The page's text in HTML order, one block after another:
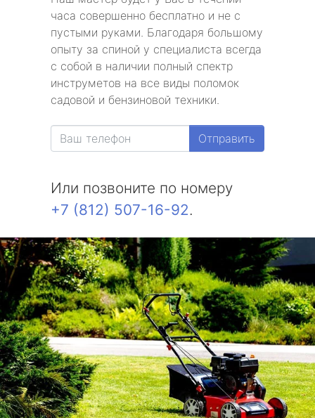
часа совершенно бесплатно и не с
пустыми руками. Благодаря большому
опыту за спиной у специалиста всегда
с собой в наличии полный спектр
инструметов на все виды поломок
садовой и бензиновой техники.
Отправить
Или позвоните по номеру
+7 (812) 507-16-92.